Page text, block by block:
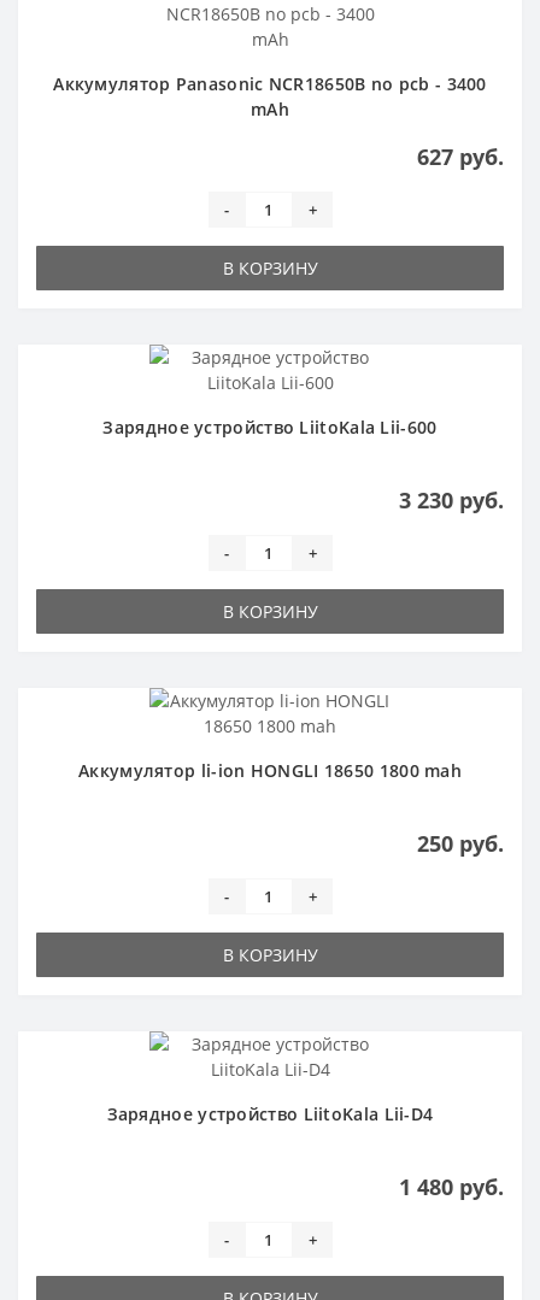
Аккумулятор Panasonic NCR18650B no pcb - 3400
mAh
627 руб.
- +
В КОРЗИНУ
Зарядное устройство LiitoKala Lii-600
3 230 руб.
- +
В КОРЗИНУ
Аккумулятор li-ion HONGLI 18650 1800 mah
250 руб.
- +
В КОРЗИНУ
Зарядное устройство LiitoKala Lii-D4
1 480 руб.
- +